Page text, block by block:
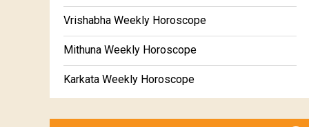
Vrishabha Weekly Horoscope
Mithuna Weekly Horoscope
Karkata Weekly Horoscope